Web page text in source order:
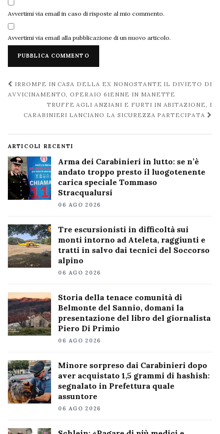
Avvertimi via email in caso di risposte al mio commento.
Avvertimi via email alla pubblicazione di un nuovo articolo.
Navigazione
post
IRROMPE IN CASA DELLA EX NONOSTANTE IL DIVIETO DI
AVVICINAMENTO, OPERAIO 61ENNE IN MANETTE
TRUFFE AGLI ANZIANI E FURTI IN ABITAZIONE, I
CARABINIERI LANCIANO LA SICUREZZA PARTECIPATA
ARTICOLI RECENTI
Arma dei Carabinieri in lutto: se n’è
andato troppo presto il luogotenente
carica speciale Tommaso
Stracqualursi
06 AGO 2026
Tre escursionisti in difficoltà sui
monti intorno ad Ateleta, raggiunti e
tratti in salvo dai tecnici del Soccorso
alpino
06 AGO 2026
Storia della tenace comunità di
Belmonte del Sannio, domani la
presentazione del libro del giornalista
Piero Di Primio
06 AGO 2026
Minore sorpreso dai Carabinieri dopo
aver acquistato 1,5 grammi di hashish:
segnalato in Prefettura quale
assuntore
06 AGO 2026